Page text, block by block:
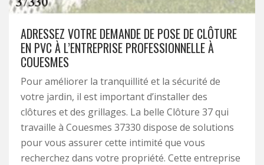
ADRESSEZ VOTRE DEMANDE DE POSE DE CLÔTURE
EN PVC À L’ENTREPRISE PROFESSIONNELLE À
COUESMES
Pour améliorer la tranquillité et la sécurité de
votre jardin, il est important d’installer des
clôtures et des grillages. La belle Clôture 37 qui
travaille à Couesmes 37330 dispose de solutions
pour vous assurer cette intimité que vous
recherchez dans votre propriété. Cette entreprise